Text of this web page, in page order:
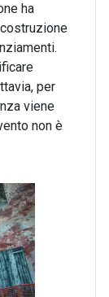
ha
per
viene
non è